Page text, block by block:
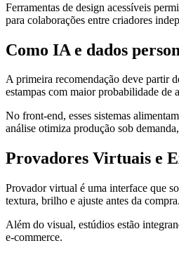
Ferramentas de design acessíveis
para colaborações entre criadores
Como IA e dados
A primeira recomendação deve partir
estampas com maior probabilidade de
No front-end, esses sistemas
análise otimiza produção sob
Provadores Virtuais e
Provador virtual é uma interface que
textura, brilho e ajuste antes da compra.
Além do visual, estúdios estão
e‑commerce.